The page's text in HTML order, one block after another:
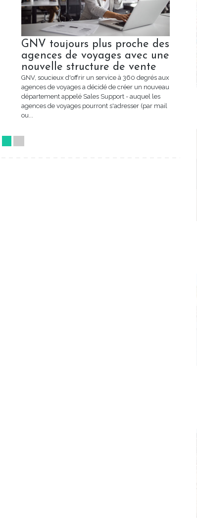
GNV toujours plus proche des
agences de voyages avec une
nouvelle structure de vente
GNV, soucieux d'offrir un service à 360 degrés aux
agences de voyages a décidé de créer un nouveau
département appelé Sales Support - auquel les
agences de voyages pourront s'adresser (par mail
ou...